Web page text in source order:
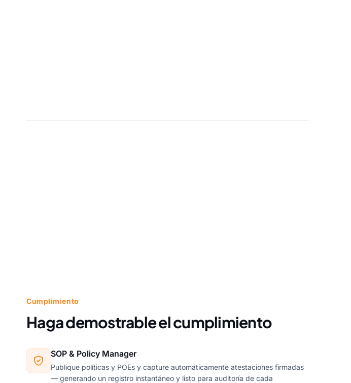
Cumplimiento
Haga demostrable el cumplimiento
SOP & Policy Manager
Publique políticas y POEs y capture automáticamente atestaciones firmadas
— generando un registro instantáneo y listo para auditoría de cada